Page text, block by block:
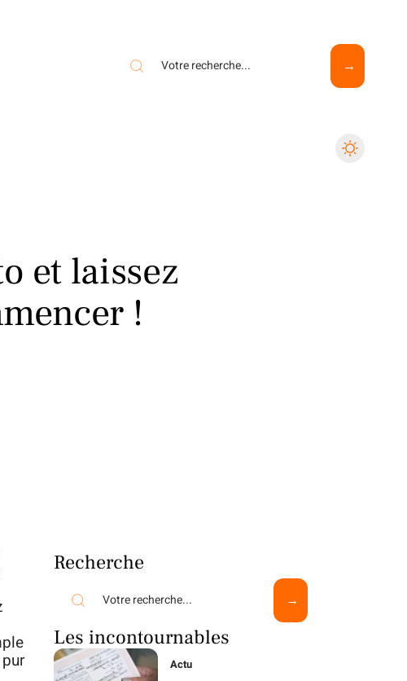
et laissez
!
Recherche
Les incontournables
Actu